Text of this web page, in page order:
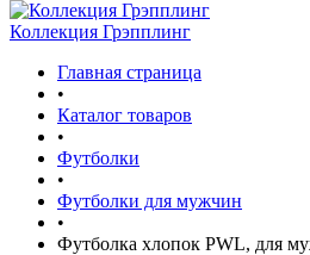
Коллекция Грэпплинг
Главная страница
•
Каталог товаров
•
Футболки
•
Футболки для мужчин
•
Футболка хлопок PWL, для